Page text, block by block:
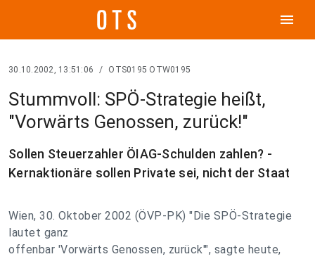
menu
30.10.2002, 13:51:06 / OTS0195 OTW0195
Stummvoll: SPÖ-Strategie heißt,
"Vorwärts Genossen, zurück!"
Sollen Steuerzahler ÖIAG-Schulden zahlen? -
Kernaktionäre sollen Private sei, nicht der Staat
Wien, 30. Oktober 2002 (ÖVP-PK) "Die SPÖ-Strategie
lautet ganz
offenbar 'Vorwärts Genossen, zurück'", sagte heute,